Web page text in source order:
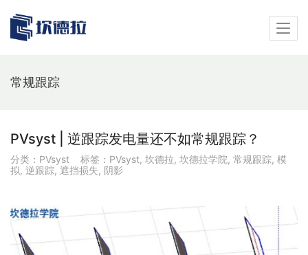
常规跟踪
PVsyst | 逆跟踪发电量还不如常规跟踪？
分类： PVsyst 标签： PVsyst, 坎德拉, 坎德拉学院, 常规跟踪, 模
拟, 逆跟踪, 遮挡损失, 阴影